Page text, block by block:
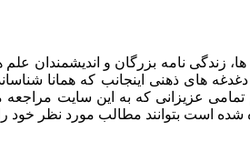
نامه بزرگان و اندیشمندان علم
های ذهنی اینجانب که همانا
تمامی عزیزانی که به این سایت
است بتوانند مطالب مورد نظر خود